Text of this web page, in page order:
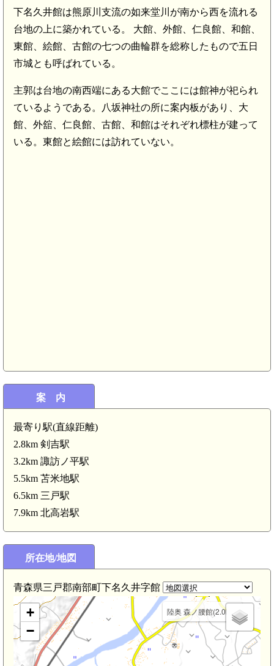
下名久井館は熊原川支流の如来堂川が南から西を流れる
台地の上に築かれている。 大館、外館、仁良館、和館、
東館、絵館、古館の七つの曲輪群を総称したもので五日
市城とも呼ばれている。
主郭は台地の南西端にある大館でここには館神が祀られ
ているようである。八坂神社の所に案内板があり、大
館、外舘、仁良館、古館、和館はそれぞれ標柱が建って
いる。東館と絵館には訪れていない。
案 内
最寄り駅(直線距離)
2.8km 剣吉駅
3.2km 諏訪ノ平駅
5.5km 苫米地駅
6.5km 三戸駅
7.9km 北高岩駅
所在地/地図
青森県三戸郡南部町下名久井字館
剣吉駅(2.8km)
陸奥 森ノ腰館(2.0km)
+
−